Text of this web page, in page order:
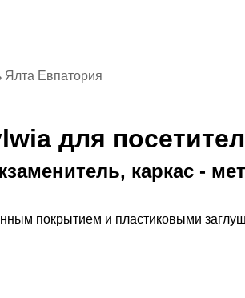
Евпатория
для
каркас -
покрытием и пластиковыми